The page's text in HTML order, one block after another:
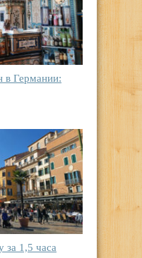
в Германии:
за 1,5 часа